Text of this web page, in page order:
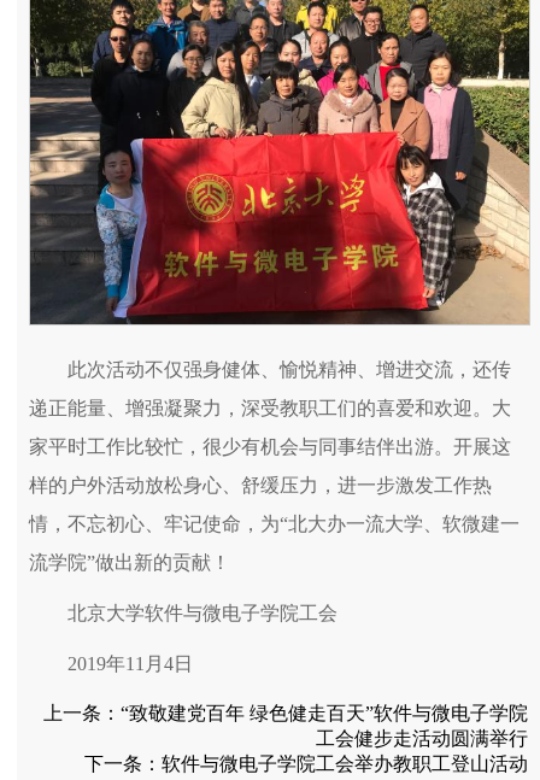
此次活动不仅强身健体、愉悦精神、增进交流，还传
递正能量、增强凝聚力，深受教职工们的喜爱和欢迎。大
家平时工作比较忙，很少有机会与同事结伴出游。开展这
样的户外活动放松身心、舒缓压力，进一步激发工作热
情，不忘初心、牢记使命，为“北大办一流大学、软微建一
流学院”做出新的贡献！
北京大学软件与微电子学院工会
2019年11月4日
上一条： “致敬建党百年 绿色健走百天”软件与微电子学院
工会健步走活动圆满举行
下一条： 软件与微电子学院工会举办教职工登山活动